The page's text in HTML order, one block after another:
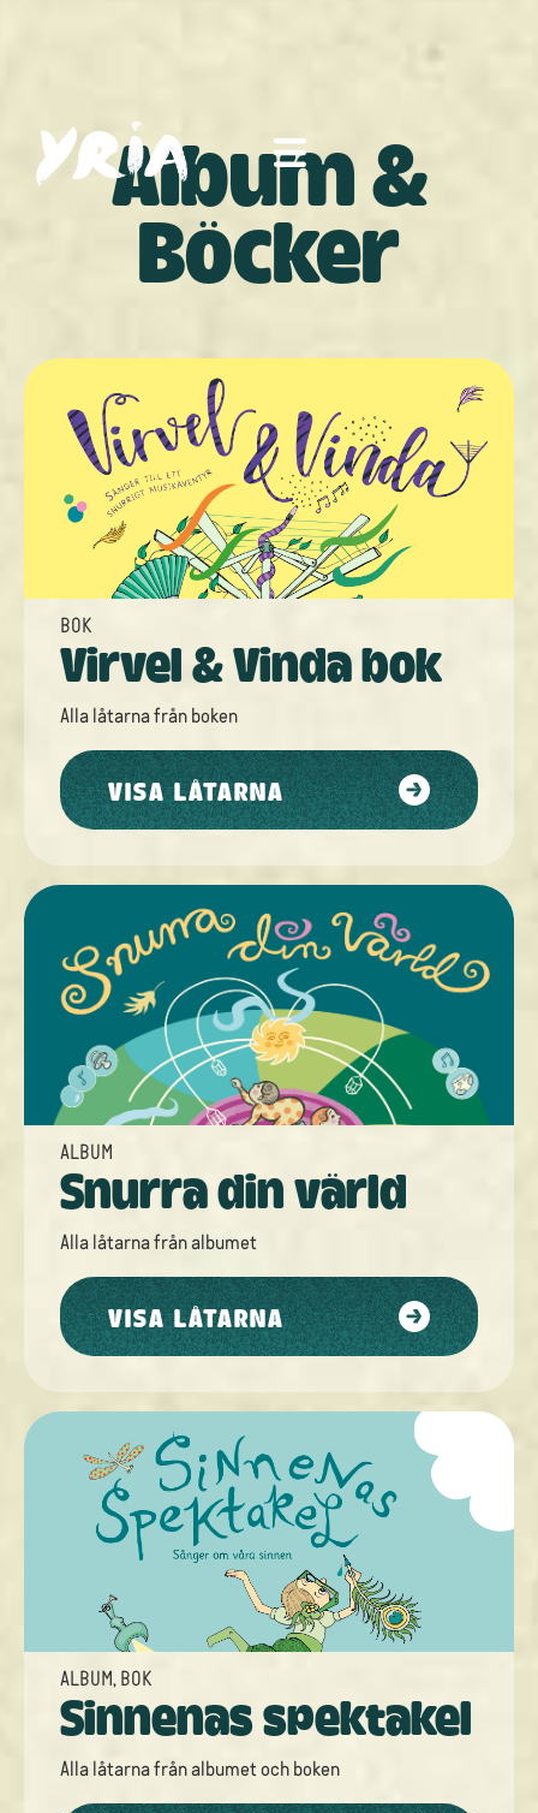
Album &
Böcker
BOK
Virvel & Vinda bok
Alla låtarna frånboken
VISA LÅTARNA
ALBUM
Snurra din värld
Alla låtarna frånalbumet
VISA LÅTARNA
ALBUM BOK
Sinnenas spektakel
Alla låtarna frånalbumetochboken